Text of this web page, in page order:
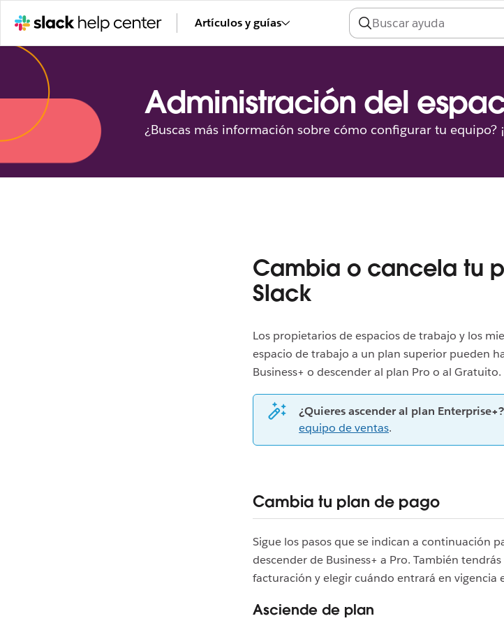
Artículos y guías
Administración del
¿Buscas más información sobre cómo configurar tu equipo?
Cambia o cancela tu
Slack
Los propietarios de espacios de trabajo y los
espacio de trabajo a un plan superior pueden
Business+ o descender al plan Pro o al Gratuito.
¿Quieres ascender al plan Enterprise+?
equipo de ventas.
Cambia tu plan de pago
Sigue los pasos que se indican a continuación
descender de Business+ a Pro. También
facturación y elegir cuándo entrará en vigencia
Asciende de plan